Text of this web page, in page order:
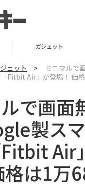
ガジェット
ェット >
ミニマルで
Fitbit Air」が登場！ 価
で画面
製ス
Air
格は1万